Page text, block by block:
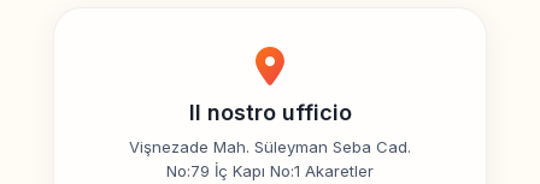
Il nostro ufficio
Vişnezade Mah. Süleyman Seba Cad.
No:79 İç Kapı No:1 Akaretler